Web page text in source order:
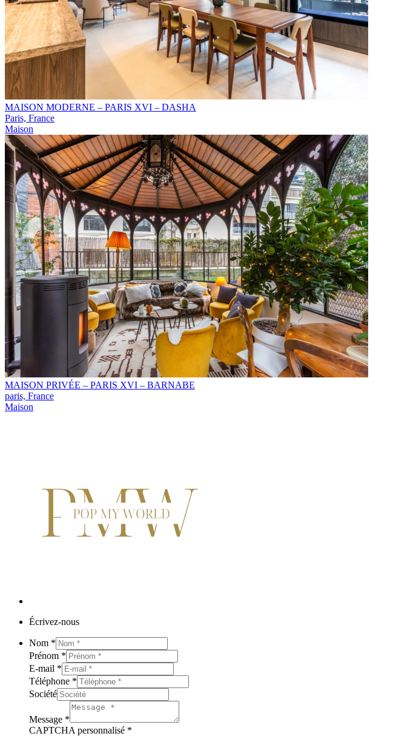
MAISON MODERNE – PARIS XVI – DASHA
Paris, France
Maison
MAISON PRIVÉE – PARIS XVI – BARNABE
paris, France
Maison
Écrivez-nous
Nom *
Prénom *
E-mail *
Téléphone *
Société
Message *
CAPTCHA personnalisé *